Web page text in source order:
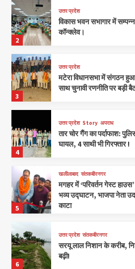
2
उत्तर प्रदेश
विकास भवन सभागार में
कॉन्क्लेव।
3
उत्तर प्रदेश
मटेरा विधानसभा में संगठन
साथ चुनावी रणनीति पर बड़ी
4
उत्तर प्रदेश Story अपराध
तार चोर गैंग का पर्दाफाश:
घायल, 4 साथी भी गिरफ्तार !
5
खलीलाबाद संतकबीरनगर
मगहर में ‘परिवर्तन गेस्ट
भव्य उद्घाटन, भाजपा नेता
काटा
6
उत्तर प्रदेश संतकबीरनगर
सरयू लाल निशान के करीब,
बढ़ी!